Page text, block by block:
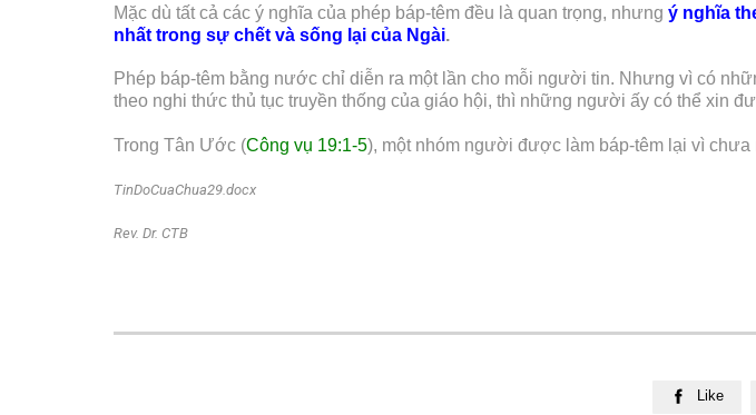
Mặc dù tất cả các ý nghĩa của phép báp-têm đều là quan trọng, nhưng ý nghĩa
nhất trong sự chết và sống lại của Ngài.
Phép báp-têm bằng nước chỉ diễn ra một lần cho mỗi người tin. Nhưng vì có
theo nghi thức thủ tục truyền thống của giáo hội, thì những người ấy có thể xin
Trong Tân Ước (Công vụ 19:1-5), một nhóm người được làm báp-têm lại vì
TinDoCuaChua29.docx
Rev. Dr. CTB
 Like